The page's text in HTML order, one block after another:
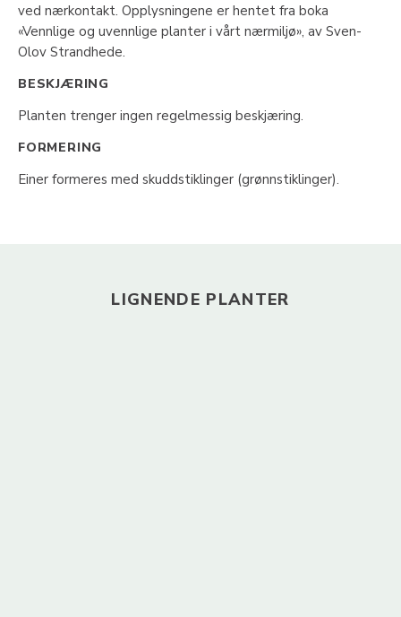
ved nærkontakt. Opplysningene er hentet fra boka
«Vennlige og uvennlige planter i vårt nærmiljø», av Sven-
Olov Strandhede.
BESKJÆRING
Planten trenger ingen regelmessig beskjæring.
FORMERING
Einer formeres med skuddstiklinger (grønnstiklinger).
LIGNENDE PLANTER